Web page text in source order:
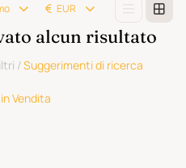
EUR
alcun risultato
/Suggerimenti di ricerca
Vendita